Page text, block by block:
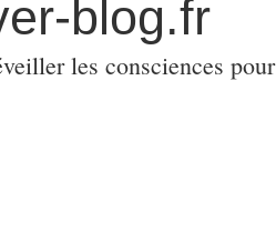
blog.fr
les consciences pour